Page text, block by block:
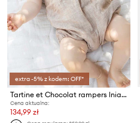
extra -5% z kodem: OFF*
Tartine et Chocolat rampers lniany niemowlęcy
Cena aktualna:
134,99 zł